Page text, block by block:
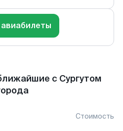
с Сургутом
Стоимость